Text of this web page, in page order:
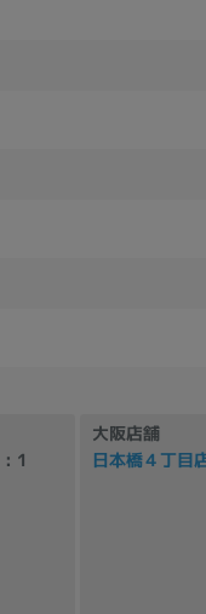
: 1
大阪店舗
日本橋４丁目
CPU